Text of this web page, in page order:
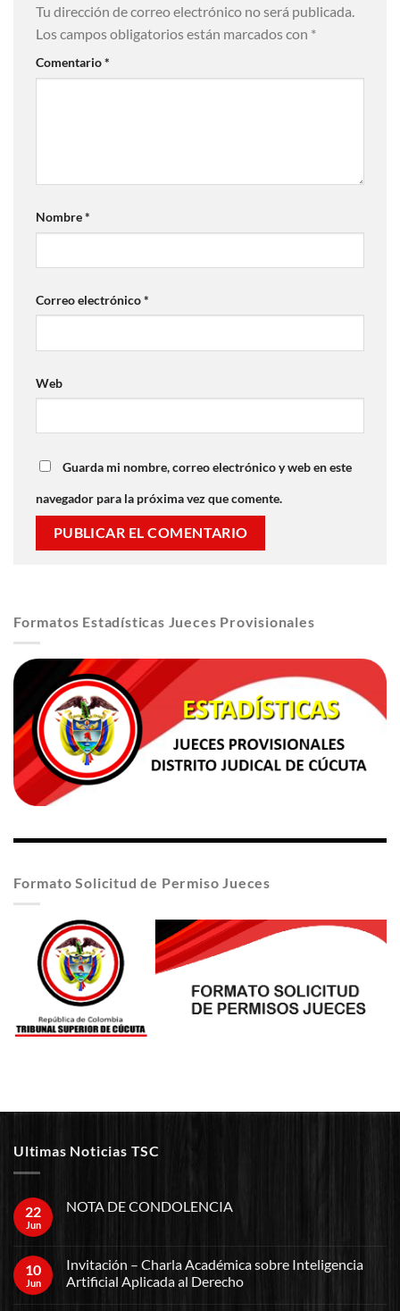
Tu dirección de correo electrónico no será publicada.
Los campos obligatorios están marcados con *
Comentario*
Nombre*
Correo electrónico*
Web
Guarda mi nombre, correo electrónico y web en este
navegador para la próxima vez que comente.
Formatos Estadísticas Jueces Provisionales
Formato Solicitud de Permiso Jueces
Ultimas Noticias TSC
22
Jun
NOTA DE CONDOLENCIA
10
Jun
Invitación – Charla Académica sobre Inteligencia
Artificial Aplicada al Derecho